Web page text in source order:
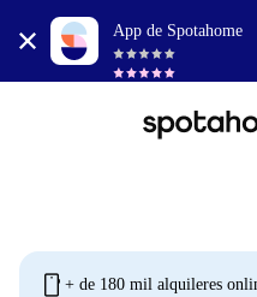
App de Spotahome
mobile + de 180 mil alquileres